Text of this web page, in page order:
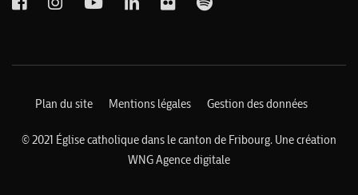
Plan du site Mentions légales Gestion des données
© 2021 Église catholique dans le canton de Fribourg. Une création
WNG Agence digitale